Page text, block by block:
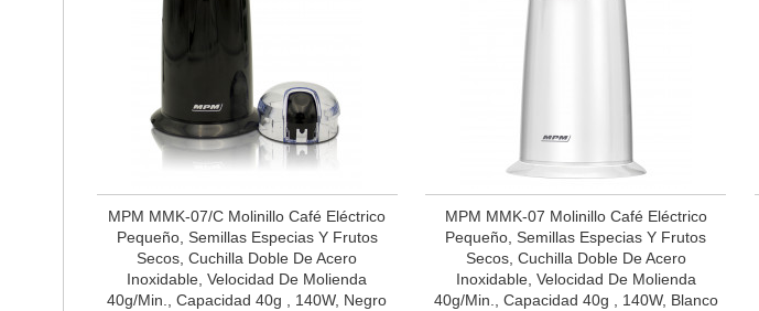
MPM MMK-07/C Molinillo Café Eléctrico
Pequeño, Semillas Especias Y Frutos
Secos, Cuchilla Doble De Acero
Inoxidable, Velocidad De Molienda
40g/min., Capacidad 40g , 140W, Negro
MPM MMK-07 Molinillo Café Eléctrico
Pequeño, Semillas Especias Y Frutos
Secos, Cuchilla Doble De Acero
Inoxidable, Velocidad De Molienda
40g/min., Capacidad 40g , 140W, Blanco